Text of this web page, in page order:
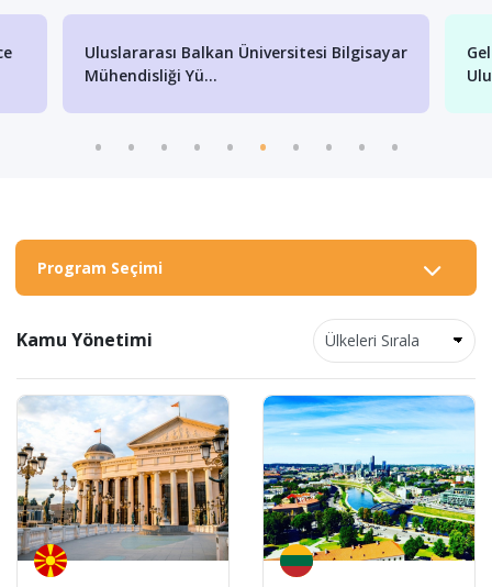
Uluslararası Balkan Üniversitesi Bilgisayar
Mühendisliği Yü...
Program Seçimi
Kamu Yönetimi